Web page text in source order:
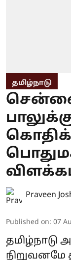
தமிழ்நாடு
Praveen
Published on: 07
தமிழ்நாடு
நிறுவனமே